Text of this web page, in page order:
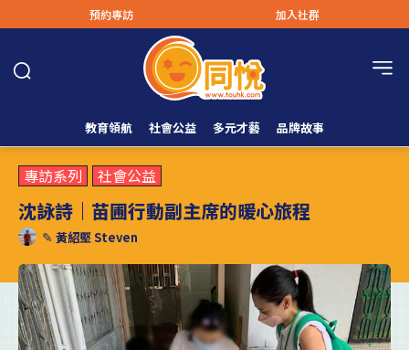
預約專訪 加入社群
教育領航 社會公益 多元才藝 品牌故事
專訪系列 社會公益
沈詠詩｜苗圃行動副主席的暖心旅程
✎ 黃紹堅 Steven